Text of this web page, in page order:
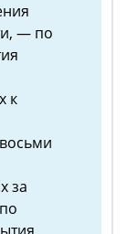
— по
к
за